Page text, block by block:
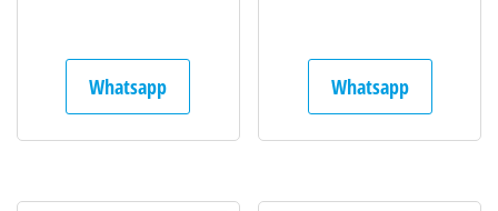
Whatsapp Whatsapp